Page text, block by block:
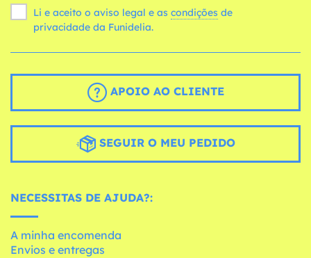
Li e aceito o aviso legal e as condições
privacidade da Funidelia.
APOIO AO CLIENTE
SEGUIR O MEU PEDIDO
NECESSITAS DE AJUDA?:
A minha encomenda
Envios e entregas